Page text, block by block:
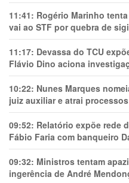
11:41: Rogério Marinho
vai ao STF por quebra de
11:17: Devassa do TCU
Flávio Dino aciona
10:22: Nunes Marques
juiz auxiliar e atrai
09:52: Relatório expõe rede
Fábio Faria com banqueiro
09:32: Ministros tentam
ingerência de André